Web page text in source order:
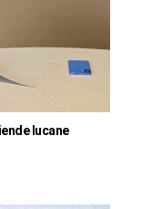
lucane